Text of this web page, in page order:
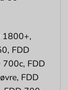
1800+,
FDD
FDD
FDD